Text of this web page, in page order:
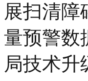
展扫清障
量预警数
局技术